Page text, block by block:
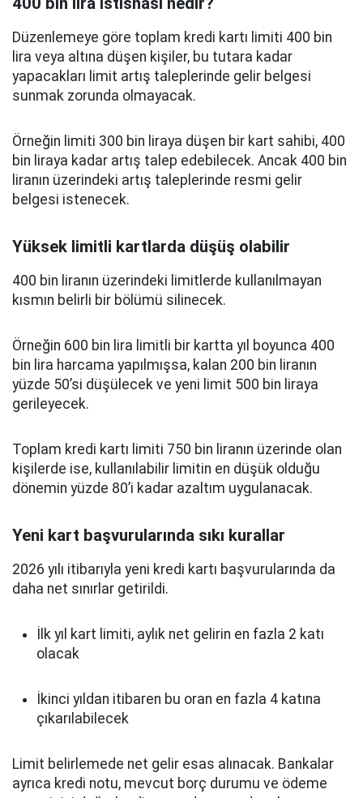
Düzenlemeye göre toplam kredi kartı limiti 400 bin
lira veya altına düşen kişiler, bu tutara kadar
yapacakları limit artış taleplerinde gelir belgesi
sunmak zorunda olmayacak.
Örneğin limiti 300 bin liraya düşen bir kart sahibi, 400
bin liraya kadar artış talep edebilecek. Ancak 400 bin
liranın üzerindeki artış taleplerinde resmi gelir
belgesi istenecek.
Yüksek limitli kartlarda düşüş olabilir
400 bin liranın üzerindeki limitlerde kullanılmayan
kısmın belirli bir bölümü silinecek.
Örneğin 600 bin lira limitli bir kartta yıl boyunca 400
bin lira harcama yapılmışsa, kalan 200 bin liranın
yüzde 50’si düşülecek ve yeni limit 500 bin liraya
gerileyecek.
Toplam kredi kartı limiti 750 bin liranın üzerinde olan
kişilerde ise, kullanılabilir limitin en düşük olduğu
dönemin yüzde 80’i kadar azaltım uygulanacak.
Yeni kart başvurularında sıkı kurallar
2026 yılı itibarıyla yeni kredi kartı başvurularında da
daha net sınırlar getirildi.
İlk yıl kart limiti, aylık net gelirin en fazla 2 katı
olacak
İkinci yıldan itibaren bu oran en fazla 4 katına
çıkarılabilecek
Limit belirlemede net gelir esas alınacak. Bankalar
ayrıca kredi notu, mevcut borç durumu ve ödeme